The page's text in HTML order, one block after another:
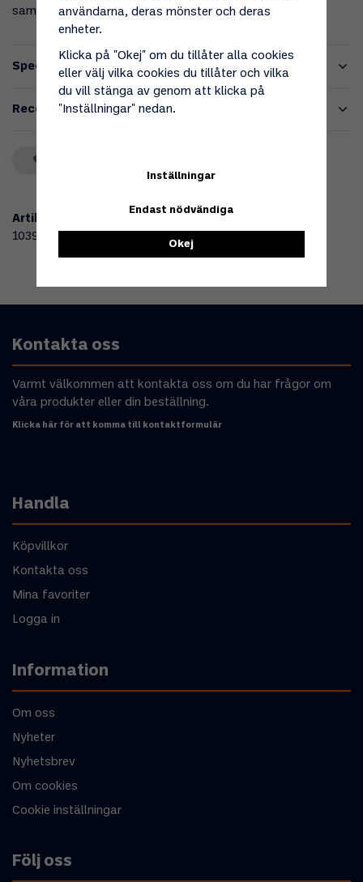
Specifikationer
Recensioner
sammankomster.
Artikelnummer:
103910
Kontakta oss
Varmt välkommen att kontakta oss om du har frågor om
våra produkter eller din beställning.
Klicka här för att komma till kontaktformulär
Handla
Köpvillkor
Kontakta oss
Mina favoriter
Logga in
Information
Om oss
Nyheter
Nyhetsbrev
Om cookies
Cookie inställningar
Följ oss
användarna, deras mönster och deras
enheter.
Klicka på "Okej" om du tillåter alla cookies
eller välj vilka cookies du tillåter och vilka
du vill stänga av genom att klicka på
"Inställningar" nedan.
Inställningar
Endast nödvändiga
Okej